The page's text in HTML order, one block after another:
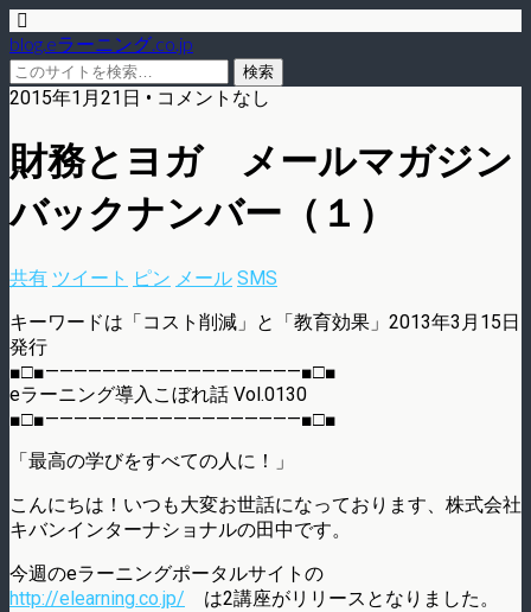
blog.eラーニング.co.jp
2015年1月21日 • コメントなし
財務とヨガ メールマガジン
バックナンバー（１）
共有 ツイート ピン メール SMS
キーワードは「コスト削減」と「教育効果」2013年3月15日
発行
■□■——————————————————■□■
eラーニング導入こぼれ話 Vol.0130
■□■——————————————————■□■
「最高の学びをすべての人に！」
こんにちは！いつも大変お世話になっております、株式会社
キバンインターナショナルの田中です。
今週のeラーニングポータルサイトの
http://elearning.co.jp/ は2講座がリリースとなりました。